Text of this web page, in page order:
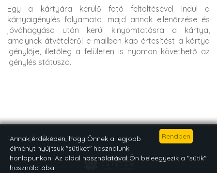
Annak érdekében, hogy Önnek a legjobb
élményt nyújtsuk "sütiket" használunk
honlapunkon. Az oldal használatával Ön beleegyezik a "sütik"
használatába.
Egy a kártyára kerülő fotó feltöltésével indul a
kártyaigénylés folyamata, majd annak ellenőrzése és
jóváhagyása után kerül kinyomtatásra a kártya,
amelynek átvételéről e-mailben kap értesítést a kártya
igénylője, illetőleg a felületen is nyomon követhető az
igénylés státusza.
Copyright © 2026 MEISZK